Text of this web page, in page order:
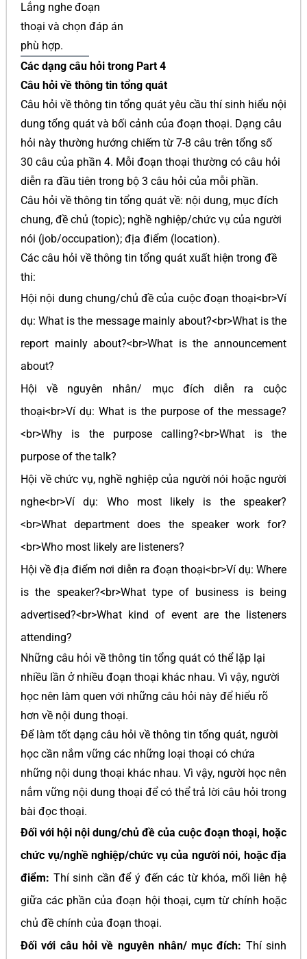
Lắng nghe đoạn
thoại và chọn đáp án
phù hợp.
Các dạng câu hỏi trong Part 4
Câu hỏi về thông tin tổng quát
Câu hỏi về thông tin tổng quát yêu cầu thí sinh hiểu nội
dung tổng quát và bối cảnh của đoạn thoại. Dạng câu
hỏi này thường hướng chiếm từ 7-8 câu trên tổng số
30 câu của phần 4. Mỗi đoạn thoại thường có câu hỏi
diễn ra đầu tiên trong bộ 3 câu hỏi của mỗi phần.
Câu hỏi về thông tin tổng quát về: nội dung, mục đích
chung, đề chủ (topic); nghề nghiệp/chức vụ của người
nói (job/occupation); địa điểm (location).
Các câu hỏi về thông tin tổng quát xuất hiện trong đề
thi:
Hội nội dung chung/chủ đề của cuộc đoạn thoại<br>Ví
dụ: What is the message mainly about?<br>What is the
report mainly about?<br>What is the announcement
about?
Hội về nguyên nhân/ mục đích diễn ra cuộc
thoại<br>Ví dụ: What is the purpose of the message?
<br>Why is the purpose calling?<br>What is the
purpose of the talk?
Hội về chức vụ, nghề nghiệp của người nói hoặc người
nghe<br>Ví dụ: Who most likely is the speaker?
<br>What department does the speaker work for?
<br>Who most likely are listeners?
Hội về địa điểm nơi diễn ra đoạn thoại<br>Ví dụ: Where
is the speaker?<br>What type of business is being
advertised?<br>What kind of event are the listeners
attending?
Những câu hỏi về thông tin tổng quát có thể lặp lại
nhiều lần ở nhiều đoạn thoại khác nhau. Vì vậy, người
học nên làm quen với những câu hỏi này để hiểu rõ
hơn về nội dung thoại.
Để làm tốt dạng câu hỏi về thông tin tổng quát, người
học cần nắm vững các những loại thoại có chứa
những nội dung thoại khác nhau. Vì vậy, người học nên
nắm vững nội dung thoại để có thể trả lời câu hỏi trong
bài đọc thoại.
Đối với hội nội dung/chủ đề của cuộc đoạn thoại, hoặc
chức vụ/nghề nghiệp/chức vụ của người nói, hoặc địa
điểm: Thí sinh cần để ý đến các từ khóa, mối liên hệ
giữa các phần của đoạn hội thoại, cụm từ chính hoặc
chủ đề chính của đoạn thoại.
Đối với câu hỏi về nguyên nhân/ mục đích: Thí sinh